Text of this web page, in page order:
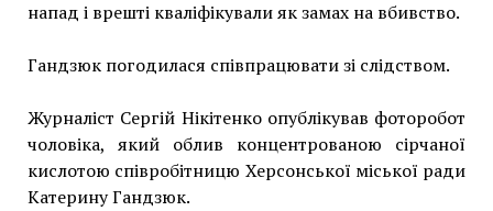
напад і врешті кваліфікували як замах на вбивство.
Гандзюк погодилася співпрацювати зі слідством.
Журналіст Сергій Нікітенко опублікував фоторобот
чоловіка, який облив концентрованою сірчаної
кислотою співробітницю Херсонської міської ради
Катерину Гандзюк.